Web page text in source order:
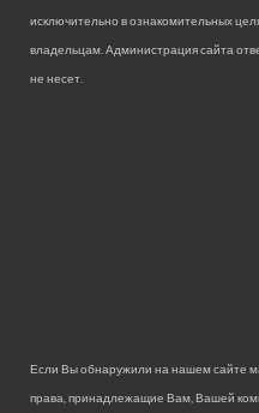
исключительно в ознакомительных
владельцам. Администрация сайта
не несет.
Если Вы обнаружили на нашем сайте
права, принадлежащие Вам, Вашей